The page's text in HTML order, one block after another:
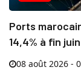
Ports
14,4% à fin
08 août 2026 -